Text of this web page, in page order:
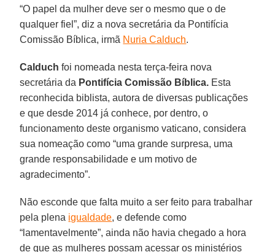
“O papel da mulher deve ser o mesmo que o de
qualquer fiel”, diz a nova secretária da Pontifícia
Comissão Bíblica, irmã Nuria Calduch.
Calduchfoi nomeada nesta terça-feira nova
secretária da Pontifícia Comissão Bíblica. Esta
reconhecida biblista, autora de diversas publicações
e que desde 2014 já conhece, por dentro, o
funcionamento deste organismo vaticano, considera
sua nomeação como “uma grande surpresa, uma
grande responsabilidade e um motivo de
agradecimento”.
Não esconde que falta muito a ser feito para trabalhar
pela plena igualdade, e defende como
“lamentavelmente”, ainda não havia chegado a hora
de que as mulheres possam acessar os ministérios